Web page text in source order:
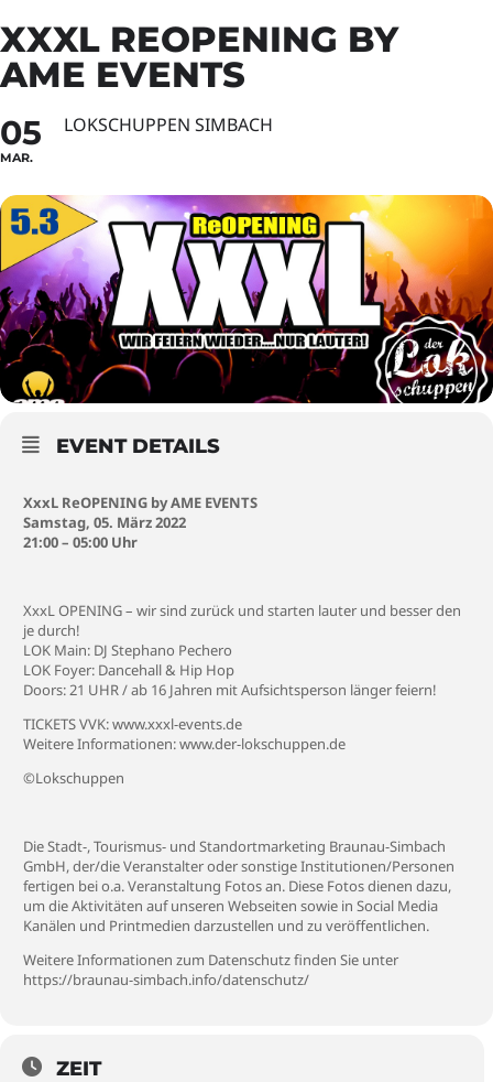
XXXL REOPENING BY
AME EVENTS
05
MAR.
LOKSCHUPPEN SIMBACH
EVENT DETAILS
XxxL ReOPENING by AME EVENTS
Samstag, 05. März 2022
21:00 – 05:00 Uhr
XxxL OPENING – wir sind zurück und starten lauter und besser den
je durch!
LOK Main: DJ Stephano Pechero
LOK Foyer: Dancehall & Hip Hop
Doors: 21 UHR / ab 16 Jahren mit Aufsichtsperson länger feiern!
TICKETS VVK:www.xxxl-events.de
Weitere Informationen:www.der-lokschuppen.de
©Lokschuppen
Die Stadt-, Tourismus- und Standortmarketing Braunau-Simbach
GmbH, der/die Veranstalter oder sonstige Institutionen/Personen
fertigen bei o.a. Veranstaltung Fotos an. Diese Fotos dienen dazu,
um die Aktivitäten auf unseren Webseiten sowie in Social Media
Kanälen und Printmedien darzustellen und zu veröffentlichen.
Weitere Informationen zum Datenschutz finden Sie unter
https://braunau-simbach.info/datenschutz/
ZEIT